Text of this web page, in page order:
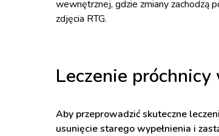
wewnętrznej, gdzie zmiany zachodzą
zdjęcia RTG.
Leczenie
Aby przeprowadzić skuteczne
usunięcie starego wypełnienia i